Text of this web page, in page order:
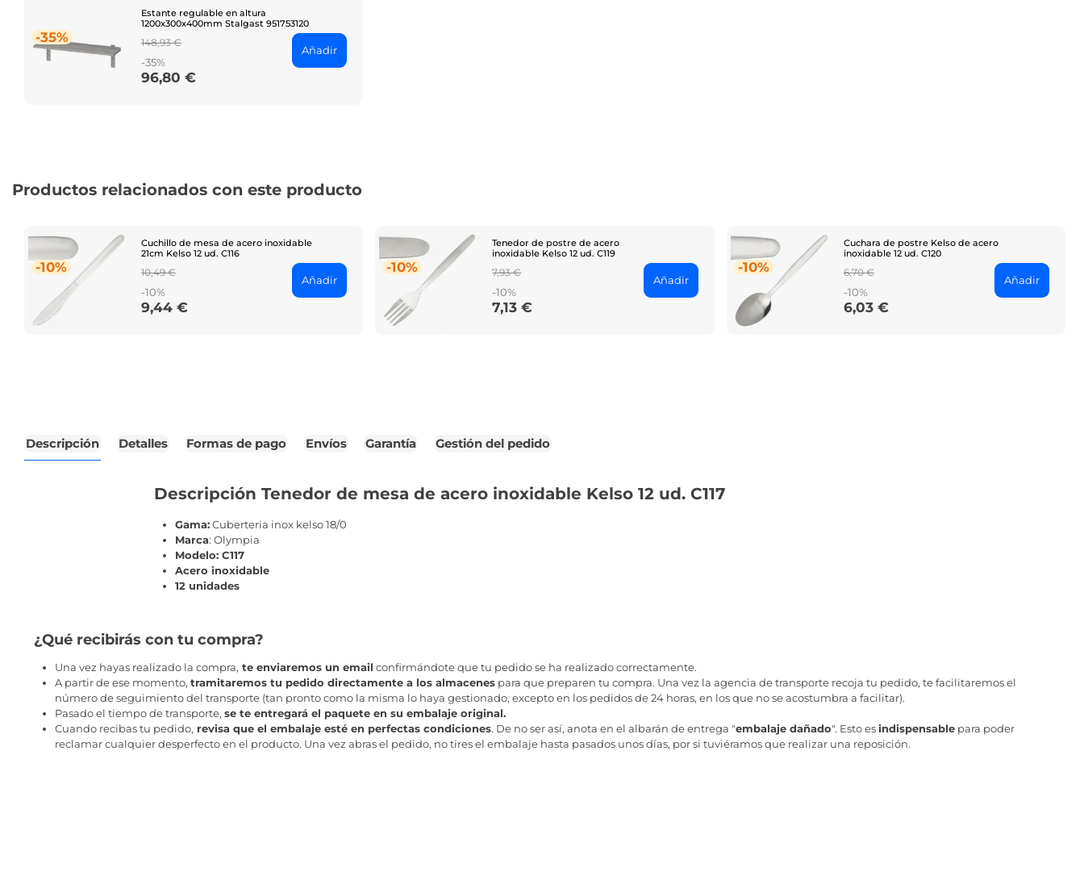
-35%
Estante regulable en altura
1200x300x400mm Stalgast 951753120
Regular
price
148,93 €
-35%
Price
96,80 €
Añadir
Productos relacionados con este producto
-10%
Cuchillo de mesa de acero inoxidable
21cm Kelso 12 ud. C116
Regular
price
10,49 €
-10%
Price
9,44 €
Añadir
-10%
Tenedor de postre de acero
inoxidable Kelso 12 ud. C119
Regular
price
7,93 €
-10%
Price
7,13 €
Añadir
-10%
Cuchara de postre Kelso de acero
inoxidable 12 ud. C120
Regular
price
6,70 €
-10%
Price
6,03 €
Añadir
Descripción Detalles Formas de pago Envíos Garantía Gestión del pedido
Descripción Tenedor de mesa de acero inoxidable Kelso 12 ud. C117
Gama:Cuberteria inox kelso 18/0
Marca: Olympia
Modelo: C117
Acero inoxidable
12 unidades
¿Qué recibirás con tu compra?
Una vez hayas realizado la compra, te enviaremos un email confirmándote que tu pedido se ha realizado correctamente.
A partir de ese momento, tramitaremos tu pedido directamente a los almacenespara que preparen tu compra. Una vez la agencia de transporte recoja tu pedido, te facilitaremos el
número de seguimiento del transporte (tan pronto como la misma lo haya gestionado, excepto en los pedidos de 24 horas, en los que no se acostumbra a facilitar).
Pasado el tiempo de transporte, se te entregará el paquete en su embalaje original.
Cuando recibas tu pedido, revisa que el embalaje esté en perfectas condiciones. De no ser así, anota en el albarán de entrega "embalaje dañado". Esto esindispensablepara poder
reclamar cualquier desperfecto en el producto. Una vez abras el pedido, no tires el embalaje hasta pasados unos días, por si tuviéramos que realizar una reposición.